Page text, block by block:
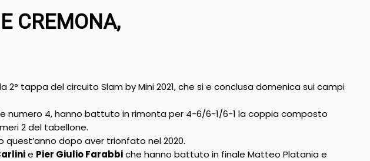
CREMONA,
tappa del circuito Slam by Mini 2021, che si e conclusa domenica sui campi
numero 4, hanno battuto in rimonta per 4-6/6-1/6-1 la coppia composto
2 del tabellone.
dopo aver trionfato nel 2020.
e Pier Giulio Farabbiche hanno battuto in finale Matteo Platania e